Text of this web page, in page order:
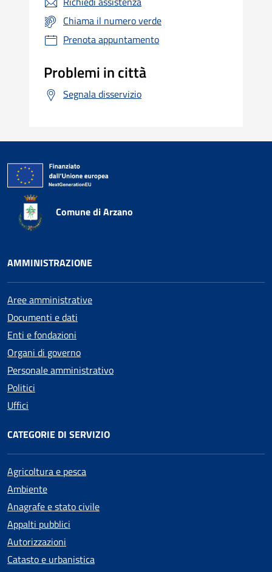
Chiama il numero verde
Prenota appuntamento
Problemi in città
Segnala disservizio
Comune di Arzano
AMMINISTRAZIONE
Aree amministrative
Documenti e dati
Enti e fondazioni
Organi di governo
Personale amministrativo
Politici
Uffici
CATEGORIE DI SERVIZIO
Agricoltura e pesca
Ambiente
Anagrafe e stato civile
Appalti pubblici
Autorizzazioni
Catasto e urbanistica